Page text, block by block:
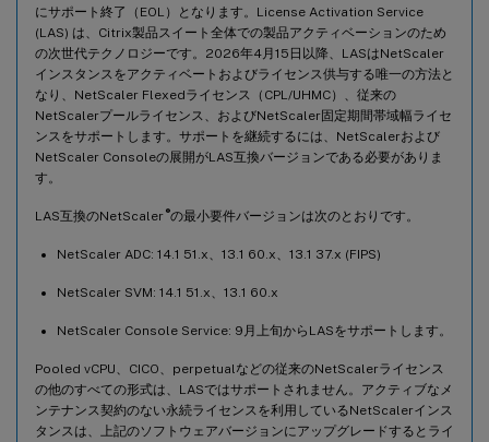
にサポート終了（EOL）となります。License Activation Service
(LAS) は、Citrix製品スイート全体での製品アクティベーションのため
の次世代テクノロジーです。2026年4月15日以降、LASはNetScaler
インスタンスをアクティベートおよびライセンス供与する唯一の方法と
なり、NetScaler Flexedライセンス（CPL/UHMC）、従来の
NetScalerプールライセンス、およびNetScaler固定期間帯域幅ライセ
ンスをサポートします。サポートを継続するには、NetScalerおよび
NetScaler Consoleの展開がLAS互換バージョンである必要がありま
す。
LAS互換のNetScaler ®の最小要件バージョンは次のとおりです。
NetScaler ADC: 14.1 51.x、13.1 60.x、13.1 37.x (FIPS)
NetScaler SVM: 14.1 51.x、13.1 60.x
NetScaler Console Service: 9月上旬からLASをサポートします。
Pooled vCPU、CICO、perpetualなどの従来のNetScalerライセンス
の他のすべての形式は、LASではサポートされません。アクティブなメ
ンテナンス契約のない永続ライセンスを利用しているNetScalerインス
タンスは、上記のソフトウェアバージョンにアップグレードするとライ